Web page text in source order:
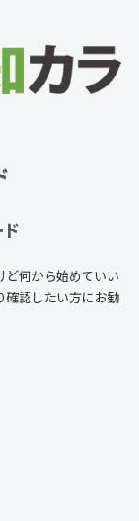
ど何から始めていい
確認したい方にお勧